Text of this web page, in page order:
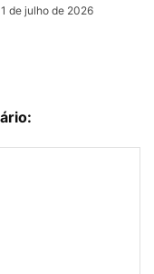
de julho de 2026